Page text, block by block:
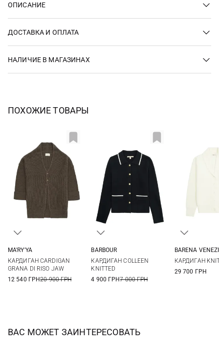
ОПИСАНИЕ
ДОСТАВКА И ОПЛАТА
НАЛИЧИЕ В МАГАЗИНАХ
ПОХОЖИЕ ТОВАРЫ
MA'RY'YA
КАРДИГАН CARDIGAN
GRANA DI RISO JAW
12 540 ГРН20 900 ГРН
BARBOUR
КАРДИГАН COLLEEN
KNITTED
4 900 ГРН7 000 ГРН
BARENA
КАРДИГАН
29 700 ГРН
ВАС МОЖЕТ ЗАИНТЕРЕСОВАТЬ